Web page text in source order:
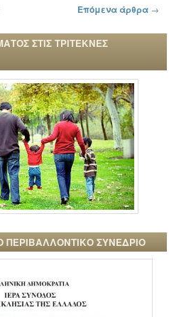
Επόμενα άρθρα →
ΣΤΙΣ ΤΡΙΤΕΚΝΕΣ
ΠΕΡΙΒΑΛΛΟΝΤΙΚΟ ΣΥΝΕΔΡΙΟ